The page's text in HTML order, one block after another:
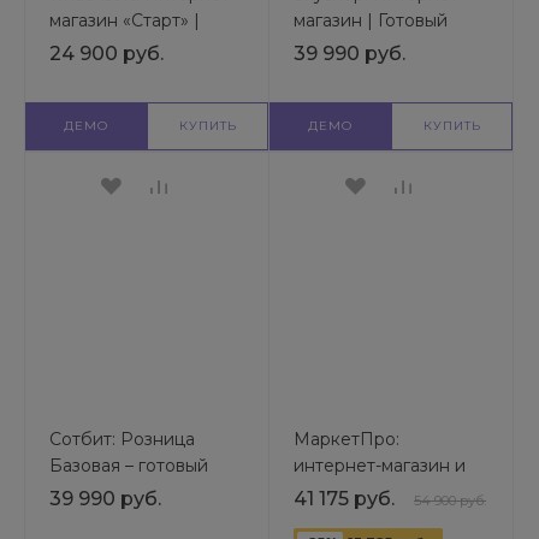
магазин «Старт» |
Готовый шаблон
24 900 руб.
ДЕМО КУПИТЬ
магазин | Готовый
шаблон
39 990 руб.
ДЕМО КУПИТЬ
Сотбит: Розница
Базовая – готовый
шаблон интернет-
39 990 руб.
МаркетПро:
интернет-магазин и
мобильное
41 175 руб. 54 900 руб.